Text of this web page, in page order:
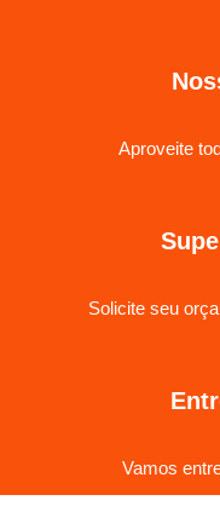
Aproveite
Solicite seu
Vamos